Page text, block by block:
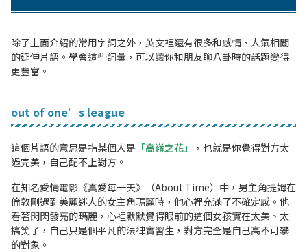
除了上面介紹的常用字詞之外，英文裡還有很多和感情、人氣相關
的延伸片語。學會這些詞彙，可以讓你和朋友聊八卦時的話題變得
更豐富。
out of one’s league
這個片語的意思是指某個人是 「高嶺之花」
，也就是你覺得對方太
過完美，自己配不上對方。
在知名愛情電影《真愛每一天》（About Time）中，男主角提姆在
倫敦剛遇到美麗迷人的女主角瑪麗時，他心裡充滿了不確定感。他
看著閃閃發亮的瑪麗，心裡默默覺得眼前的這個女孩實在太美、太
搞笑了，自己只是個平凡的法律實習生，對方完全是自己高不可攀
的對象。